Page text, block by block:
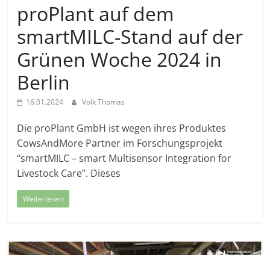
proPlant auf dem
smartMILC-Stand auf der
Grünen Woche 2024 in
Berlin
16.01.2024 Volk Thomas
Die proPlant GmbH ist wegen ihres Produktes
CowsAndMore Partner im Forschungsprojekt
“smartMILC – smart Multisensor Integration for
Livestock Care”. Dieses
Weiterlesen